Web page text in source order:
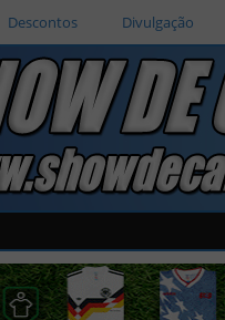
Descontos Divulgação